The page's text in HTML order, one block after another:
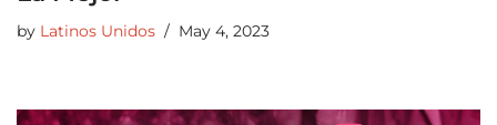
by Latinos Unidos May 4, 2023